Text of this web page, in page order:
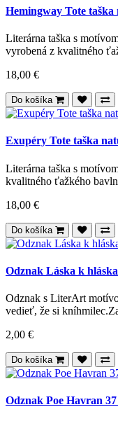
Hemingway Tote
Literárna taška s
vyrobená z kvalitného
18,00 €
Do košíka
Exupéry Tote taška
Literárna taška s
kvalitného ťažkého
18,00 €
Do košíka
Odznak Láska k
Odznak s LiterArt
vedieť, že si
2,00 €
Do košíka
Odznak Poe Havran